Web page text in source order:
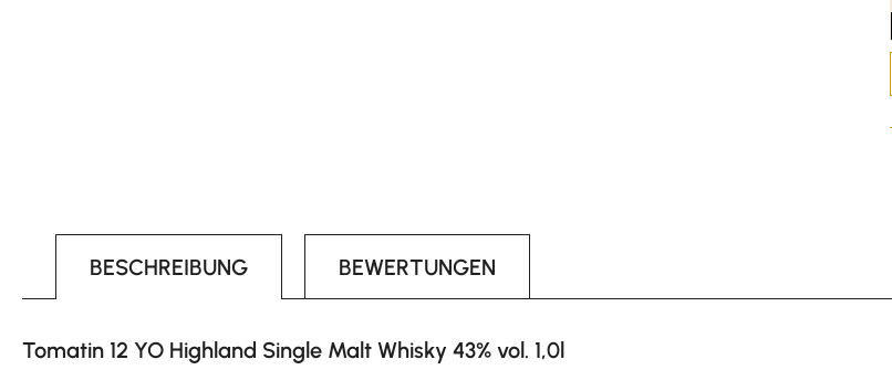
BESCHREIBUNG BEWERTUNGEN
Tomatin 12 YO Highland Single Malt Whisky 43% vol. 1,0l